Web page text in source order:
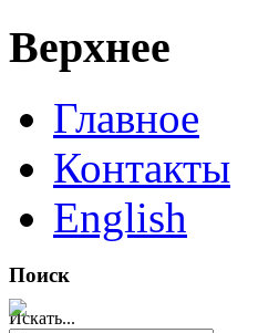
Верхнее
Главное
Контакты
English
Поиск
Искать...